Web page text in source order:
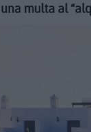
multa al